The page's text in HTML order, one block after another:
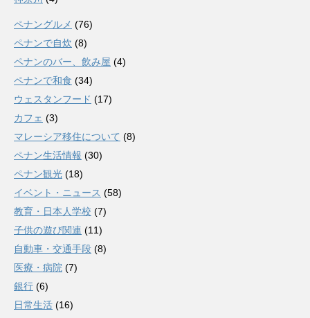
ペナングルメ (76)
ペナンで自炊 (8)
ペナンのバー、飲み屋 (4)
ペナンで和食 (34)
ウェスタンフード (17)
カフェ (3)
マレーシア移住について (8)
ペナン生活情報 (30)
ペナン観光 (18)
イベント・ニュース (58)
教育・日本人学校 (7)
子供の遊び関連 (11)
自動車・交通手段 (8)
医療・病院 (7)
銀行 (6)
日常生活 (16)